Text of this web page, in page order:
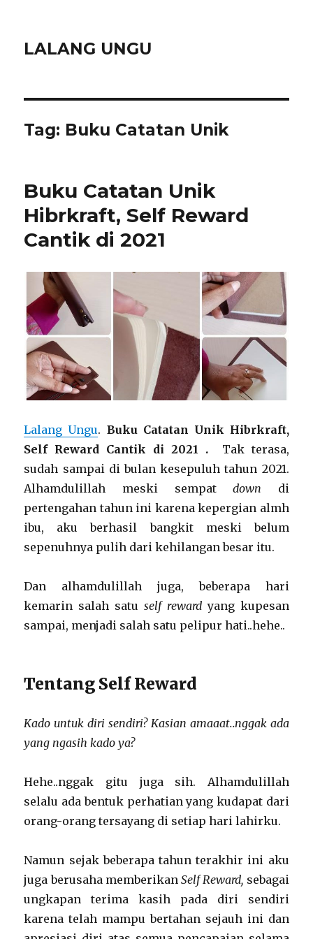
LALANG UNGU
Tag: Buku Catatan Unik
Buku Catatan Unik
Hibrkraft, Self Reward
Cantik di 2021
Lalang Ungu. Buku Catatan Unik Hibrkraft,
Self Reward Cantik di 2021 .
Tak terasa,
sudah sampai di bulan kesepuluh tahun 2021.
Alhamdulillah meski sempatdown di
pertengahan tahun ini karena kepergian almh
ibu, aku berhasil bangkit meski belum
sepenuhnya pulih dari kehilangan besar itu.
Dan alhamdulillah juga, beberapa hari
kemarin salah satu self rewardyang kupesan
sampai, menjadi salah satu pelipur hati..hehe..
Tentang Self Reward
Kado untuk diri sendiri? Kasian amaaat..nggak ada
yang ngasih kado ya?
Hehe..nggak gitu juga sih. Alhamdulillah
selalu ada bentuk perhatian yang kudapat dari
orang-orang tersayang di setiap hari lahirku.
Namun sejak beberapa tahun terakhir ini aku
juga berusaha memberikanSelf Reward, sebagai
ungkapan terima kasih pada diri sendiri
karena telah mampu bertahan sejauh ini dan